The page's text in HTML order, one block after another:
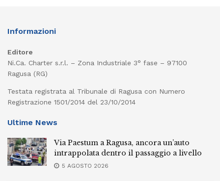
Informazioni
Editore
Ni.Ca. Charter s.r.l. – Zona Industriale 3° fase – 97100
Ragusa (RG)
Testata registrata al Tribunale di Ragusa con Numero
Registrazione 1501/2014 del 23/10/2014
Ultime News
Via Paestum a Ragusa, ancora un’auto
intrappolata dentro il passaggio a livello
5 AGOSTO 2026